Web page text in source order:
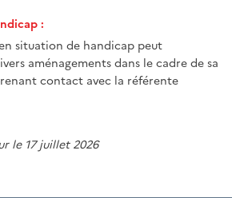
:
situation de handicap peut
aménagements dans le cadre de sa
contact avec la référente
le 17 juillet 2026